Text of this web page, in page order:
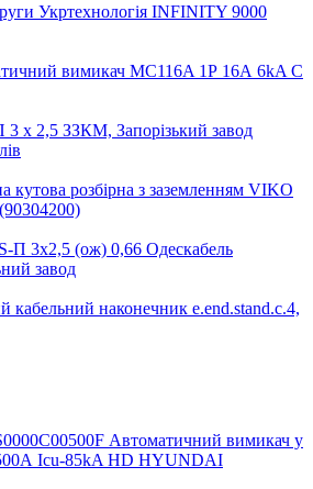
Укртехнологія INFINITY 9000
вимикач MC116A 1Р 16А 6kA C
х 2,5 ЗЗКМ, Запорізький завод
кутова розбірна з заземленням VIKO
П 3х2,5 (ож) 0,66 Одескабель
завод
кабельний наконечник e.end.stand.c.4,
Автоматичний вимикач у
Icu-85kA HD HYUNDAI